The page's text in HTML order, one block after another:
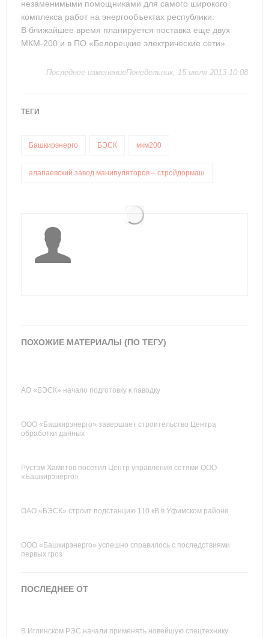
незаменимыми помощниками для самого широкого
комплекса работ на энергообъектах республики.
В ближайшее время планируется поставка еще двух
МКМ-200 и в ПО «Белорецкие электрические сети».
Последнее изменениеПонедельник, 15 июля 2013 10:08
ТЕГИ
Башкирэнерго БЭСК мкм200
алапаевский завод манипуляторов – стройдормаш
ПОХОЖИЕ МАТЕРИАЛЫ (ПО ТЕГУ)
АО «БЭСК» начало подготовку к паводку
ООО «Башкирэнерго» завершает строительство Центра
обработки данных
Рустэм Хамитов посетил Центр управления сетями ООО
«Башкирэнерго»
ОАО «БЭСК» строит подстанцию 110 кВ в Уфимском районе
ООО «Башкирэнерго» успешно справилось с последствиями
первых гроз
ПОСЛЕДНЕЕ ОТ
В Иглинском РЭС начали применять новейшую спецтехнику